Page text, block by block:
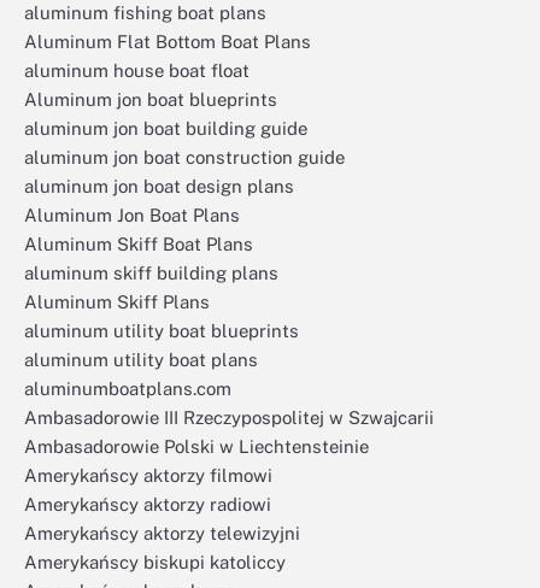
aluminum fishing boat plans
Aluminum Flat Bottom Boat Plans
aluminum house boat float
Aluminum jon boat blueprints
aluminum jon boat building guide
aluminum jon boat construction guide
aluminum jon boat design plans
Aluminum Jon Boat Plans
Aluminum Skiff Boat Plans
aluminum skiff building plans
Aluminum Skiff Plans
aluminum utility boat blueprints
aluminum utility boat plans
aluminumboatplans.com
Ambasadorowie III Rzeczypospolitej w Szwajcarii
Ambasadorowie Polski w Liechtensteinie
Amerykańscy aktorzy filmowi
Amerykańscy aktorzy radiowi
Amerykańscy aktorzy telewizyjni
Amerykańscy biskupi katoliccy